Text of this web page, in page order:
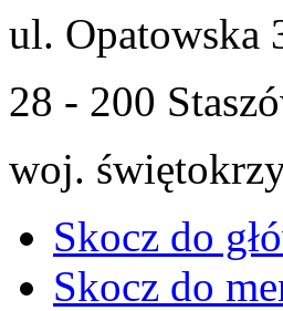
ul. Opatowska
28 - 200
woj.
Skocz do
Skocz do